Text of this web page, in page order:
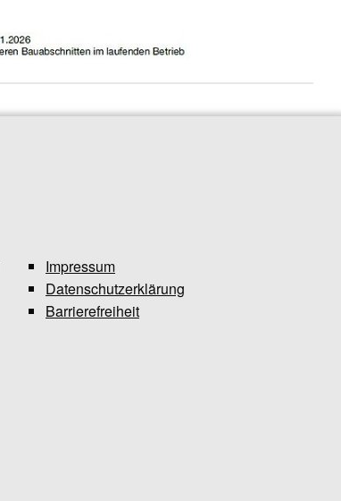
Impressum
Datenschutzerklärung
Barrierefreiheit